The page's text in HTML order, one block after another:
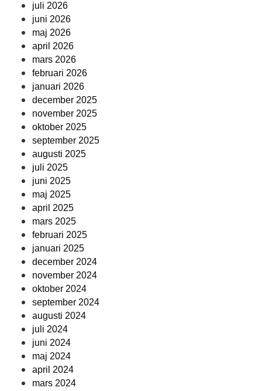
juli 2026
juni 2026
maj 2026
april 2026
mars 2026
februari 2026
januari 2026
december 2025
november 2025
oktober 2025
september 2025
augusti 2025
juli 2025
juni 2025
maj 2025
april 2025
mars 2025
februari 2025
januari 2025
december 2024
november 2024
oktober 2024
september 2024
augusti 2024
juli 2024
juni 2024
maj 2024
april 2024
mars 2024